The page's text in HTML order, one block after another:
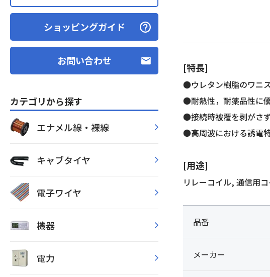
ショッピングガイド
お問い合わせ
カテゴリから探す
エナメル線・裸線
キャブタイヤ
電子ワイヤ
機器
電力
[特長]
●ウレタン樹脂のワニ
●耐熱性，耐薬品性に優
●接続時被覆を剥がさ
●高周波における誘電
[用途]
リレーコイル, 通信用
品番
メーカー